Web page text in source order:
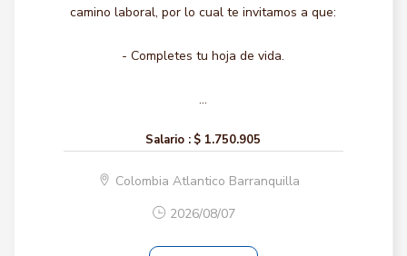
camino laboral, por lo cual te invitamos a que:
- Completes tu hoja de vida.
...
Salario : $ 1.750.905
Colombia Atlantico Barranquilla
2026/08/07